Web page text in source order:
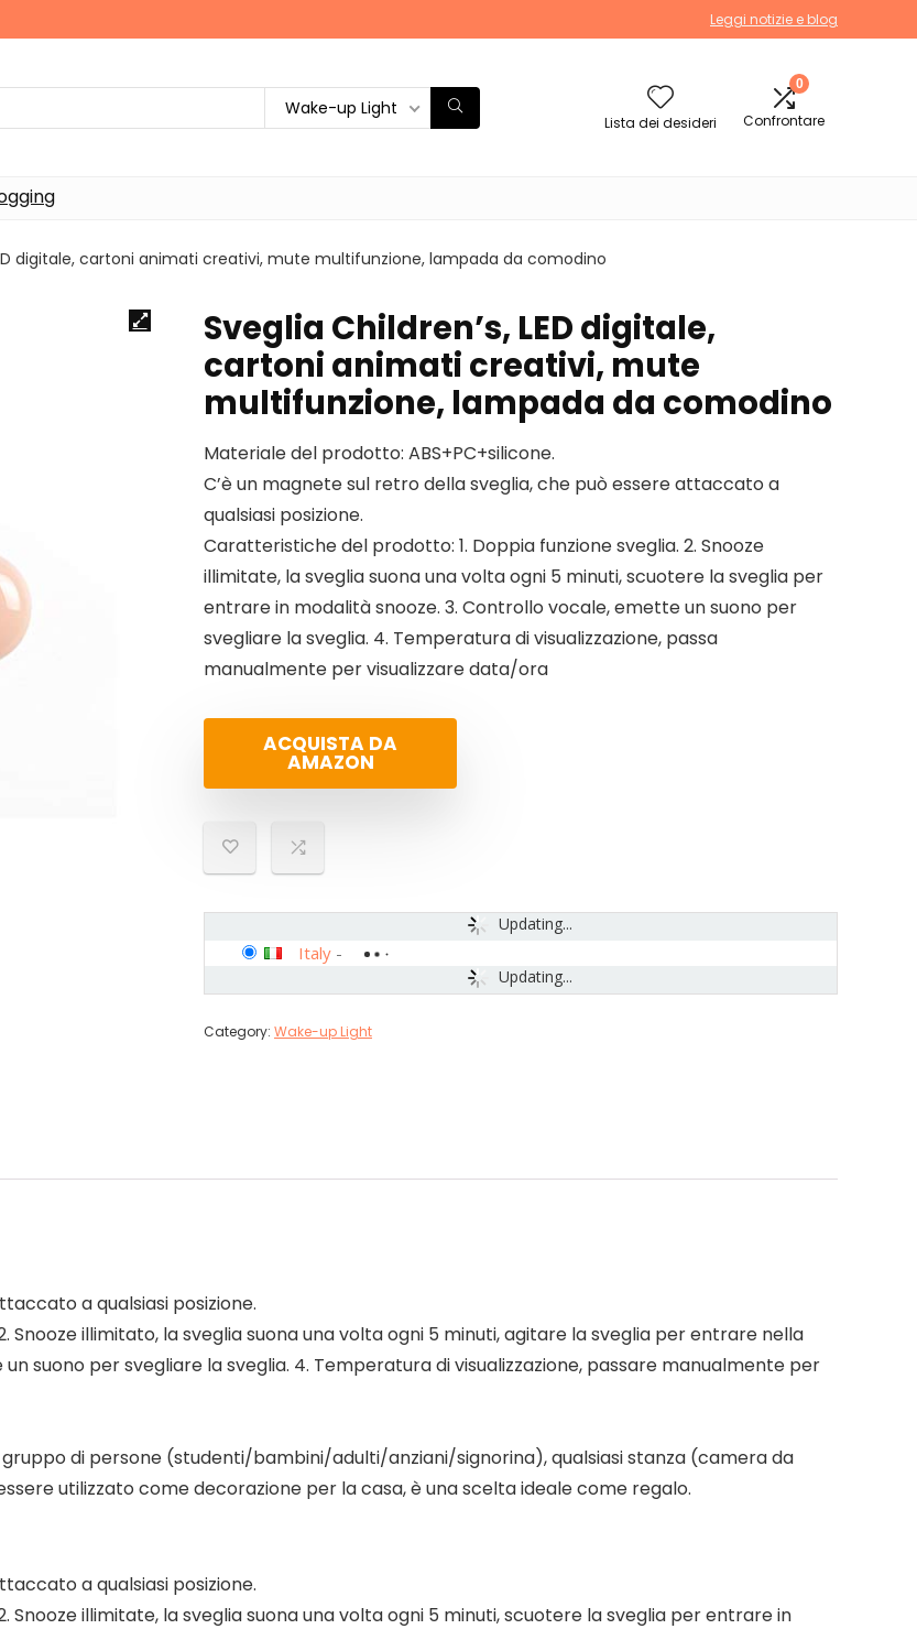
Leggi notizie e blog
Wake-up Light
Lista dei desideri
0
Confrontare
digitale, cartoni animati creativi, mute multifunzione, lampada da comodino
Sveglia Children’s, LED digitale,
cartoni animati creativi, mute
multifunzione, lampada da comodino
Materiale del prodotto: ABS+PC+silicone.
C’è un magnete sul retro della sveglia, che può essere attaccato a
qualsiasi posizione.
Caratteristiche del prodotto: 1. Doppia funzione sveglia. 2. Snooze
illimitate, la sveglia suona una volta ogni 5 minuti, scuotere la sveglia per
entrare in modalità snooze. 3. Controllo vocale, emette un suono per
svegliare la sveglia. 4. Temperatura di visualizzazione, passa
manualmente per visualizzare data/ora
ACQUISTA DA
AMAZON
Updating...
Updating...
Italy -
Category: Wake-up Light
a qualsiasi posizione.
illimitato, la sveglia suona una volta ogni 5 minuti, agitare la sveglia per entrare nella
suono per svegliare la sveglia. 4. Temperatura di visualizzazione, passare manualmente per
di persone (studenti/bambini/adulti/anziani/signorina), qualsiasi stanza (camera da
utilizzato come decorazione per la casa, è una scelta ideale come regalo.
a qualsiasi posizione.
illimitate, la sveglia suona una volta ogni 5 minuti, scuotere la sveglia per entrare in